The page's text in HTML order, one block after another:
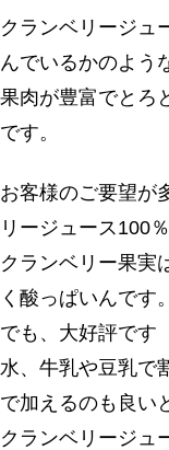
クランベリージュ
んでいるかのよう
果肉が豊富でとろ
です。
お客様のご要望が
リージュース100％
クランベリー果実
く酸っぱいんです。
でも、大好評です
水、牛乳や豆乳で
で加えるのも良い
クランベリージュ